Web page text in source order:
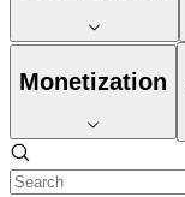
Monetization